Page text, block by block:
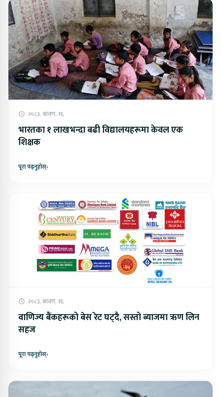
२०८३, श्रावण, १६
भारतका १ लाखभन्दा बढी विद्यालयहरूमा केवल एक
शिक्षक
पूरा पढ्नुहोस्›
२०८३, श्रावण, १६
वाणिज्य बैंकहरूको बेस रेट घट्दै, सस्तो ब्याजमा ऋण लिन
सहज
पूरा पढ्नुहोस्›